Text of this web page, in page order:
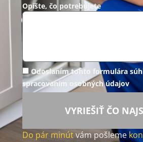
Opíšte, čo potrebujete
Odoslaním tohto formulára
spracovaním osobných údajov
VYRIEŠIŤ ČO
Do pár minútvám pošleme